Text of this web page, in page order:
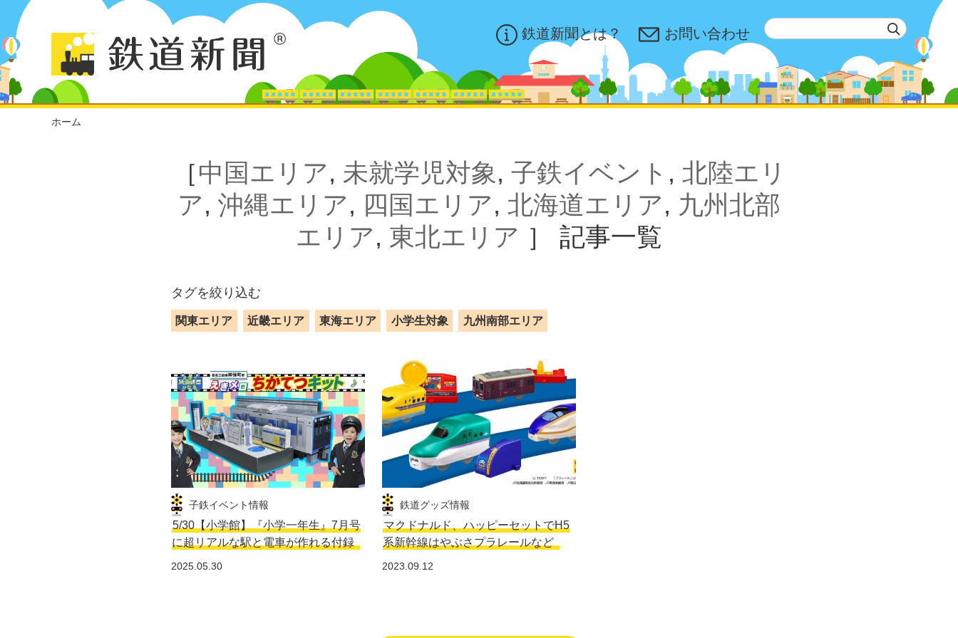
鉄道新聞とは？ お問い合わせ
ホーム
［中国エリア, 未就学児対象, 子鉄イベント , 北陸エリ
ア, 沖縄エリア, 四国エリア, 北海道エリア, 九州北部
エリア, 東北エリア ］ 記事一覧
タグを絞り込む
関東エリア 近畿エリア 東海エリア 小学生対象 九州南部エリア
子鉄イベント情報
5/30【小学館】『小学一年生』7月号
に超リアルな駅と電車が作れる付録
2025.05.30
鉄道グッズ情報
マクドナルド、ハッピーセットでH5
系新幹線はやぶさプラレールなど
2023.09.12